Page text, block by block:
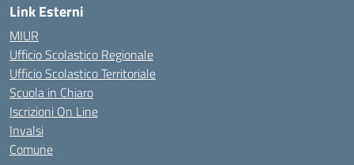
Link Esterni
MIUR
Ufficio Scolastico Regionale
Ufficio Scolastico Territoriale
Scuola in Chiaro
Iscrizioni On Line
Invalsi
Comune